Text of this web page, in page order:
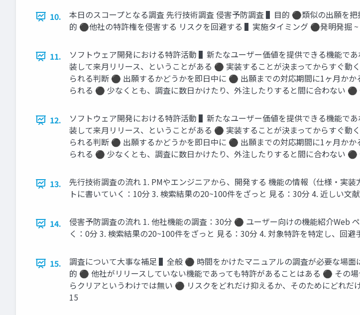
10.
本日のスコープとなる調査 先行技術調査 侵害予防調査 ▌目的 ⚫類似の出願を
的 ⚫他社の特許権を侵害する リスクを回避する ▌実施タイミング ⚫発明発掘
11.
ソフトウェア開発における特許活動 ▌新たなユーザー価値を提供できる機能で
装して来月リリース、ということがある ⚫ 実装することが決まってからすぐ
られる判断 ⚫ 出願するかどうかを即日中に ⚫ 出願までの対応期間に1ヶ月か
られる ⚫ 少なくとも、調査に数日かけたり、外注したりすると間に合わない
12.
ソフトウェア開発における特許活動 ▌新たなユーザー価値を提供できる機能で
装して来月リリース、ということがある ⚫ 実装することが決まってからすぐ
られる判断 ⚫ 出願するかどうかを即日中に ⚫ 出願までの対応期間に1ヶ月か
られる ⚫ 少なくとも、調査に数日かけたり、外注したりすると間に合わない
13.
先行技術調査の流れ 1. PMやエンジニアから、開発する 機能の情報（仕様・実
トに書いていく：10分 3. 検索結果の20~100件をざっと 見る：30分 4. 近しい文
14.
侵害予防調査の流れ 1. 他社機能の調査：30分 ⚫ ユーザー向けの機能紹介Web
く：0分 3. 検索結果の20~100件をざっと 見る：30分 4. 対象特許を特定し、回
15.
調査について大事な補足 ▌全般 ⚫ 時間をかけたマニュアルの調査が必要な場
的 ⚫ 他社がリリースしていない機能であっても特許があることはある ⚫ その
らクリアというわけでは無い ⚫ リスクをどれだけ抑えるか、そのためにどれ
15